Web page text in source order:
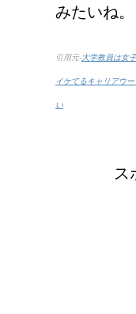
みたいね。
引用元-大学教員は女
イケてるキャリアウ
い
ス